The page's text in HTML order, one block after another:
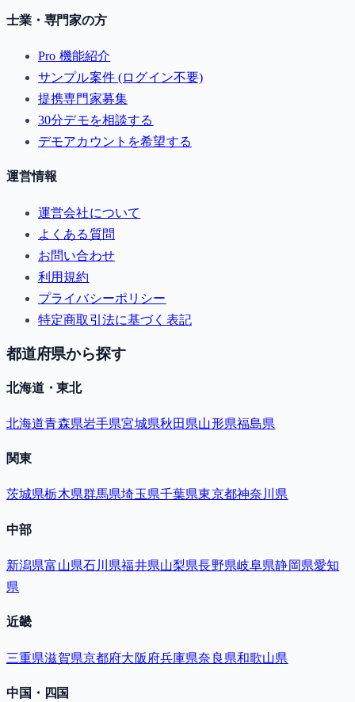
士業・専門家の方
Pro 機能紹介
サンプル案件 (ログイン不要)
提携専門家募集
30分デモを相談する
デモアカウントを希望する
運営情報
運営会社について
よくある質問
お問い合わせ
利用規約
プライバシーポリシー
特定商取引法に基づく表記
都道府県から探す
北海道・東北
北海道青森県岩手県宮城県秋田県山形県福島県
関東
茨城県栃木県群馬県埼玉県千葉県東京都神奈川県
中部
新潟県富山県石川県福井県山梨県長野県岐阜県静岡県愛知
県
近畿
三重県滋賀県京都府大阪府兵庫県奈良県和歌山県
中国・四国